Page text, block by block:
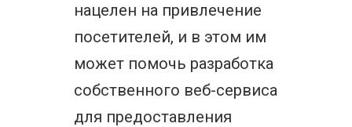
нацелен на привлечение
посетителей, и в этом им
может помочь разработка
собственного веб-сервиса
для предоставления